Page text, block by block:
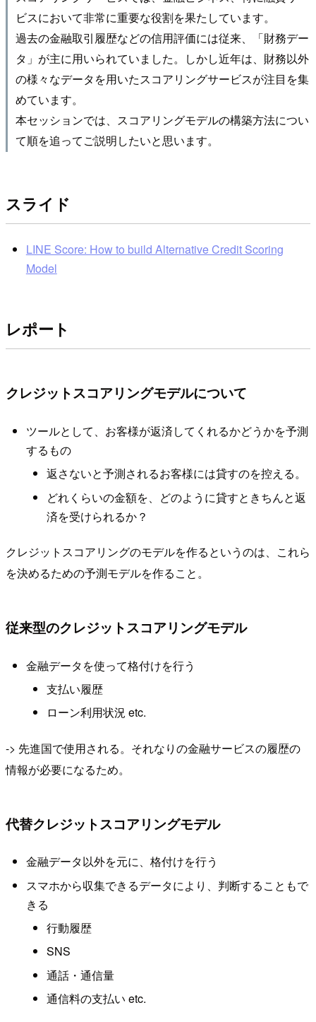
ビスにおいて非常に重要な役割を果たしています。
過去の金融取引履歴などの信用評価には従来、「財務デー
タ」が主に用いられていました。しかし近年は、財務以外
の様々なデータを用いたスコアリングサービスが注目を集
めています。
本セッションでは、スコアリングモデルの構築方法につい
て順を追ってご説明したいと思います。
スライド
LINE Score: How to build Alternative Credit Scoring
Model
レポート
クレジットスコアリングモデルについて
ツールとして、お客様が返済してくれるかどうかを予測
するもの
返さないと予測されるお客様には貸すのを控える。
どれくらいの金額を、どのように貸すときちんと返
済を受けられるか？
クレジットスコアリングのモデルを作るというのは、これら
を決めるための予測モデルを作ること。
従来型のクレジットスコアリングモデル
金融データを使って格付けを行う
支払い履歴
ローン利用状況 etc.
-> 先進国で使用される。それなりの金融サービスの履歴の
情報が必要になるため。
代替クレジットスコアリングモデル
金融データ以外を元に、格付けを行う
スマホから収集できるデータにより、判断することもで
きる
行動履歴
SNS
通話・通信量
通信料の支払い etc.